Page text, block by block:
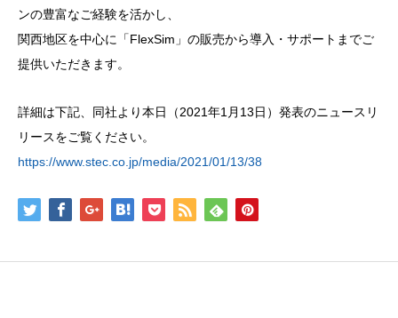
ンの豊富なご経験を活かし、
関西地区を中心に「FlexSim」の販売から導入・サポートまでご
提供いただきます。
詳細は下記、同社より本日（2021年1月13日）発表のニュースリ
リースをご覧ください。
https://www.stec.co.jp/media/2021/01/13/38